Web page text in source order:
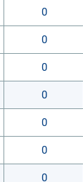
0
0
0
0
0
0
0